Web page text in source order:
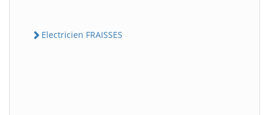
Electricien FRAISSES